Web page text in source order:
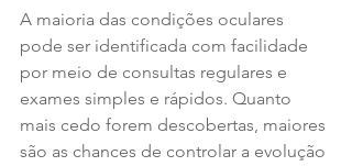
A maioria das condições oculares
pode ser identificada com facilidade
por meio de consultas regulares e
exames simples e rápidos. Quanto
mais cedo forem descobertas, maiores
são as chances de controlar a evolução